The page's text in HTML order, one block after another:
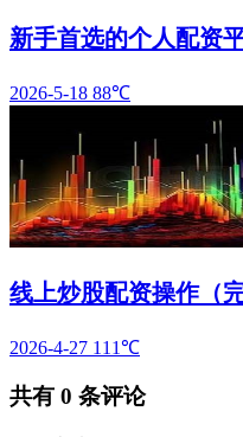
新手首选的个人配资
2026-5-18 88℃
线上炒股配资操作（
2026-4-27 111℃
共有 0 条评论